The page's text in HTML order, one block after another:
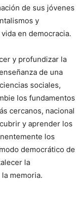
de sus jóvenes
y
en democracia.
y profundizar la
de una
sociales,
los fundamentos
cercanos, nacional
y aprender los
los
democrático de
la
memoria.